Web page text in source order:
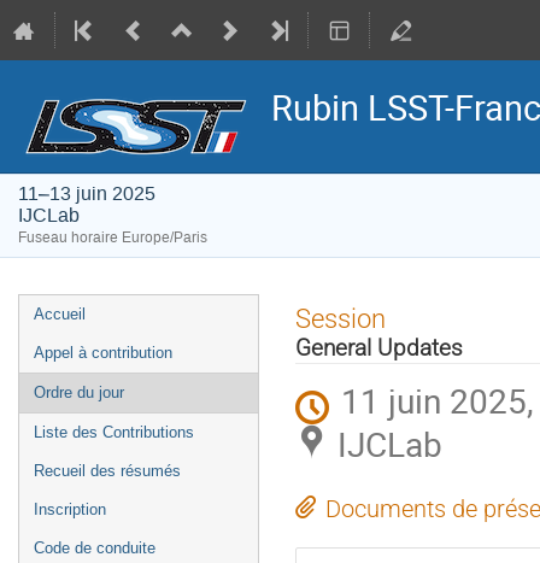
Rubin LSST-
11–13 juin 2025
IJCLab
Fuseau horaire Europe/Paris
Menu
de
l'événement
Accueil
Appel à contribution
Ordre du jour
Liste des Contributions
Recueil des résumés
Inscription
Code de conduite
Session
General Updates
11 juin
IJCLab
Documents de